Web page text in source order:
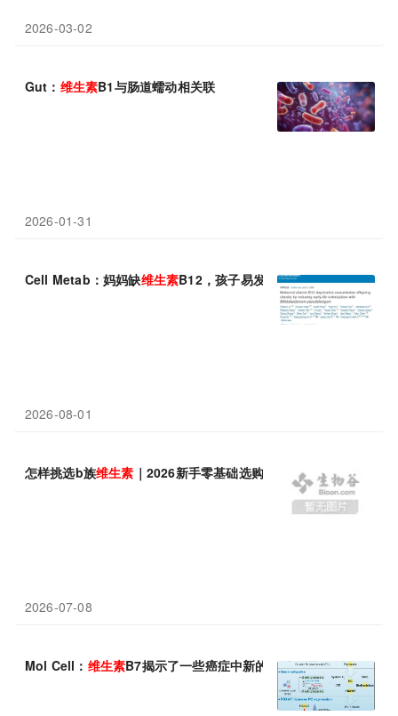
2026-03-02
Gut： 维生素B1与肠道蠕动相关联
2026-01-31
Cell Metab：妈妈缺维生素B12，孩子易发胖？重庆医科大学陈承
2026-08-01
怎样挑选b族维生素 ｜2026新手零基础选购攻略，看懂参数不踩坑
2026-07-08
Mol Cell： 维生素B7揭示了一些癌症中新的代谢弱点